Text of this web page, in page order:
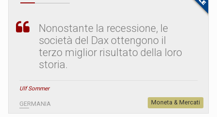
Nonostante la recessione, le
società del Dax ottengono il
terzo miglior risultato della loro
storia.
Ulf Sommer
GERMANIA Moneta & Mercati